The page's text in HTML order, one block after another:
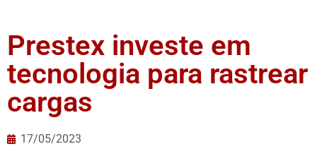
Prestex investe em
tecnologia para rastrear
cargas
17/05/2023